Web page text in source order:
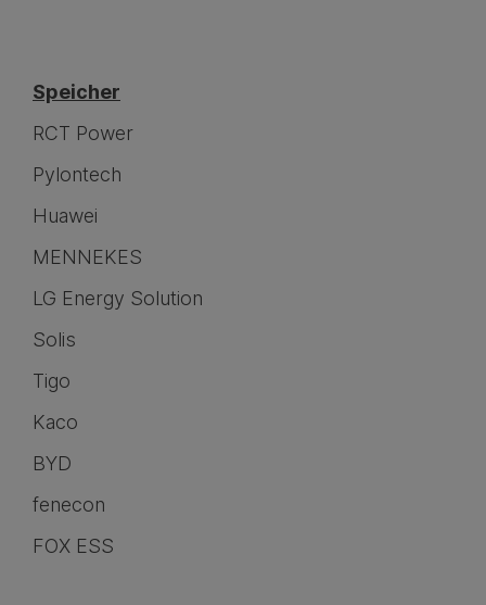
Speicher
RCT Power
Pylontech
Huawei
MENNEKES
LG Energy Solution
Solis
Tigo
Kaco
BYD
fenecon
FOX ESS